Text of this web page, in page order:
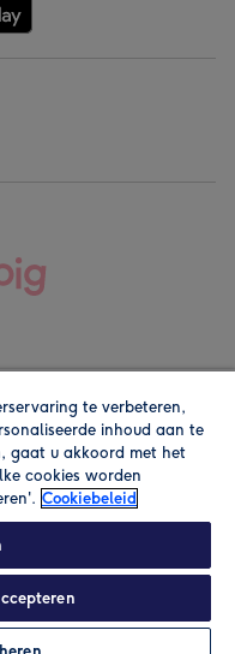
heffingen. Lees de
te verbeteren,
inhoud aan te
gaat u akkoord met het
cookies worden
Cookiebeleid